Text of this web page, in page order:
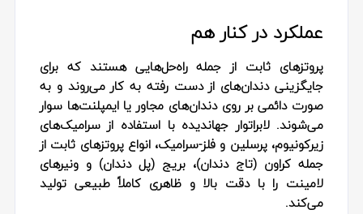
عملکرد در کنار هم
پروتزهای ثابت از جمله راه‌حل‌هایی هستند که برای
جایگزینی دندان‌های از دست رفته به کار می‌روند و به
صورت دائمی بر روی دندان‌های مجاور یا ایمپلنت‌ها سوار
می‌شوند. لابراتوار جهاندیده با استفاده از سرامیک‌های
زیرکونیوم، پرسلین و فلز-سرامیک، انواع پروتزهای ثابت از
جمله کراون (تاج دندان)، بریج (پل دندان) و ونیرهای
لامینت را با دقت بالا و ظاهری کاملاً طبیعی تولید
می‌کند.